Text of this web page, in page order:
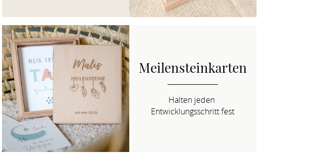
Meilensteinkarten
Halten jeden
Entwicklungsschritt fest